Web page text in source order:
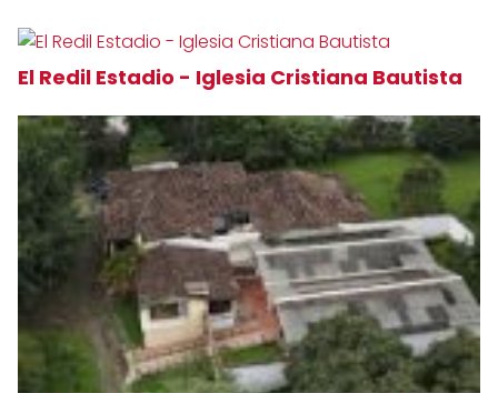
El Redil Estadio - Iglesia Cristiana Bautista